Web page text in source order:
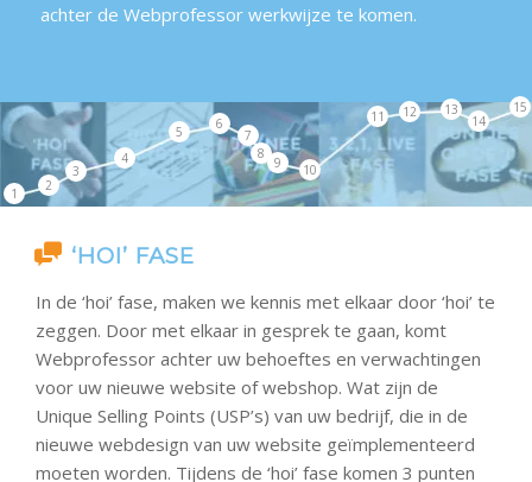
achter de Webprofessor werkwijze te komen.
1 2
3
4
5
6
7
8
9 10
11 12 13
14
15
‘HOI’ FASE
In de ‘hoi’ fase, maken we kennis met elkaar door ‘hoi’ te
zeggen. Door met elkaar in gesprek te gaan, komt
Webprofessor achter uw behoeftes en verwachtingen
voor uw nieuwe website of webshop. Wat zijn de
Unique Selling Points (USP’s) van uw bedrijf, die in de
nieuwe webdesign van uw website geïmplementeerd
moeten worden. Tijdens de ‘hoi’ fase komen 3 punten